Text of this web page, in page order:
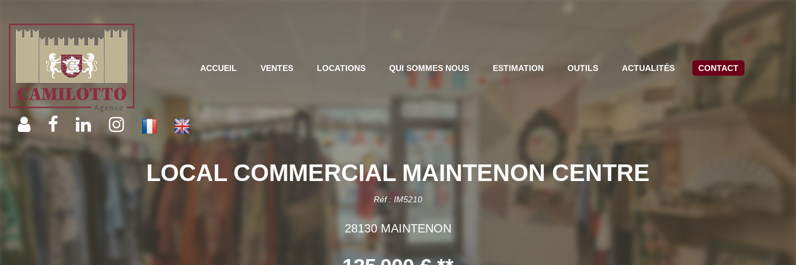
ACCUEIL VENTES LOCATIONS QUI SOMMES NOUS ESTIMATION OUTILS ACTUALITÉS CONTACT
LOCAL COMMERCIAL MAINTENON CENTRE
Réf : IM5210
28130 MAINTENON